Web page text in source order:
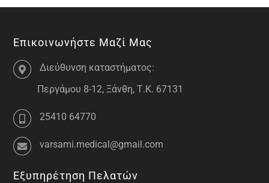
Επικοινωνήστε Μαζί Μας
Διεύθυνση καταστήματος:
Περγάμου 8-12, Ξάνθη, Τ.Κ. 67131
25410 64770
varsami.medical@gmail.com
Εξυπηρέτηση Πελατών